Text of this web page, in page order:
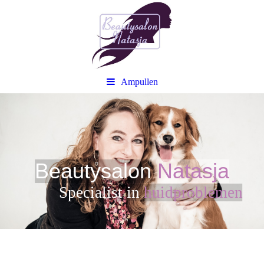
Ampullen
Beautysalon Natasja
Specialist inhuidproblemen